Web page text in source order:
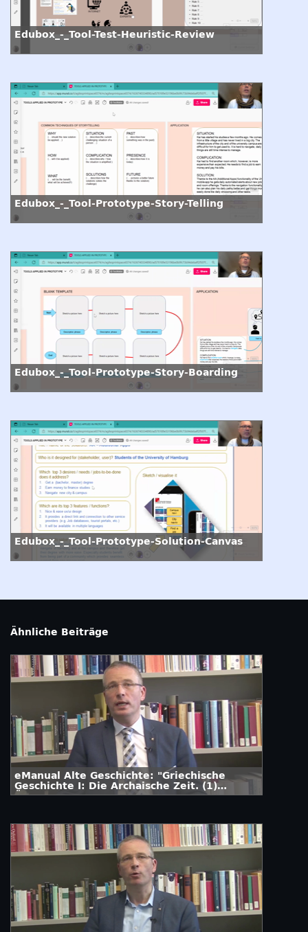
Edubox_-_Tool-Test-Heuristic-Review
Edubox_-_Tool-Prototype-Story-Telling
Edubox_-_Tool-Prototype-Story-Boarding
Edubox_-_Tool-Prototype-Solution-Canvas
Ähnliche Beiträge
eManual Alte Geschichte: "Griechische
Geschichte I: Die Archaische Zeit. (1)
Überblick"